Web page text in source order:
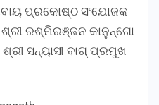
ପ୍ରକୋଷ୍ଠ ସଂଯୋଜକ
ରଶ୍ମିରଞ୍ଜନ କାନୁନ୍‌ଗୋ
ସନ୍ୟାସୀ ବାଗ୍ ପ୍ରମୁଖ